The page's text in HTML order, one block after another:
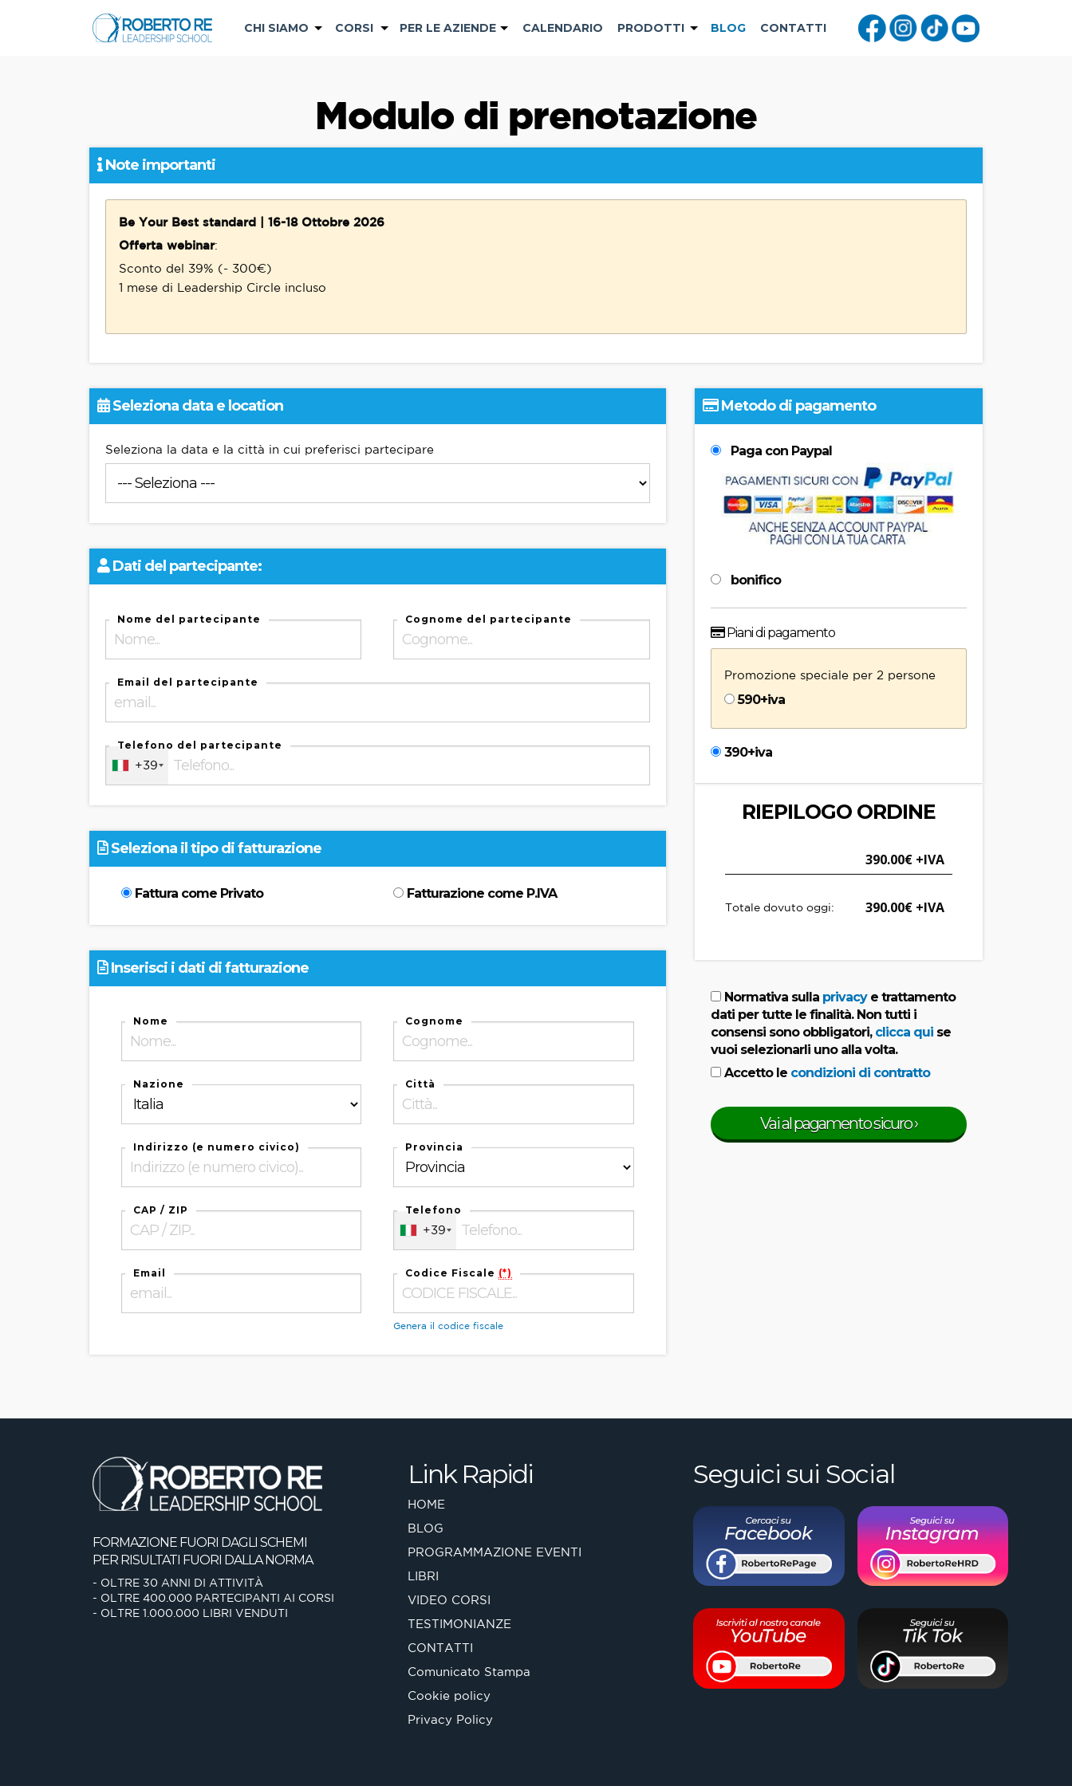
CHI SIAMO CORSI PER LE AZIENDE CALENDARIO PRODOTTI BLOG CONTATTI
Modulo di prenotazione
Note importanti
Be Your Best standard | 16-18 Ottobre 2026
Offerta webinar:
Sconto del 39% (- 300€)
1 mese di Leadership Circle incluso
Seleziona data e location
Seleziona la data e la città in cui preferisci partecipare
Dati del partecipante:
Nome del partecipante Cognome del partecipante
Email del partecipante
Telefono del partecipante
+39
Seleziona il tipo di fatturazione
Fattura come Privato Fatturazione come P.IVA
Inserisci i dati di fatturazione
Nome Cognome
Nazione Città
Indirizzo (e numero civico) Provincia
CAP / ZIP Telefono
+39
Email Codice Fiscale (*)
Genera il codice fiscale
Metodo di pagamento
Paga con Paypal
bonifico
Piani di pagamento
Promozione speciale per 2 persone
590+iva
390+iva
RIEPILOGO ORDINE
390.00
Totale dovuto oggi: 390.00
Normativa sulla privacye trattamento
dati per tutte le finalità. Non tutti i
consensi sono obbligatori, clicca quise
vuoi selezionarli uno alla volta.
Accetto le condizioni di contratto
Vai al pagamento sicuro ›
FORMAZIONE FUORI DAGLI SCHEMI
PER RISULTATI FUORI DALLA NORMA
- OLTRE 30 ANNI DI ATTIVITÀ
- OLTRE 400.000 PARTECIPANTI AI CORSI
- OLTRE 1.000.000 LIBRI VENDUTI
Link Rapidi
HOME
BLOG
PROGRAMMAZIONE EVENTI
LIBRI
VIDEO CORSI
TESTIMONIANZE
CONTATTI
Comunicato Stampa
Cookie policy
Privacy Policy
Seguici sui Social